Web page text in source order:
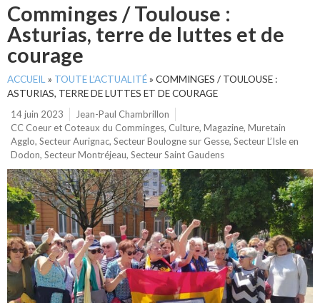
Comminges / Toulouse :
Asturias, terre de luttes et de
courage
ACCUEIL » TOUTE L’ACTUALITÉ» COMMINGES / TOULOUSE :
ASTURIAS, TERRE DE LUTTES ET DE COURAGE
14 juin 2023
Jean-Paul Chambrillon
CC Coeur et Coteaux du Comminges, Culture, Magazine, Muretain
Agglo, Secteur Aurignac, Secteur Boulogne sur Gesse, Secteur L’Isle en
Dodon, Secteur Montréjeau, Secteur Saint Gaudens